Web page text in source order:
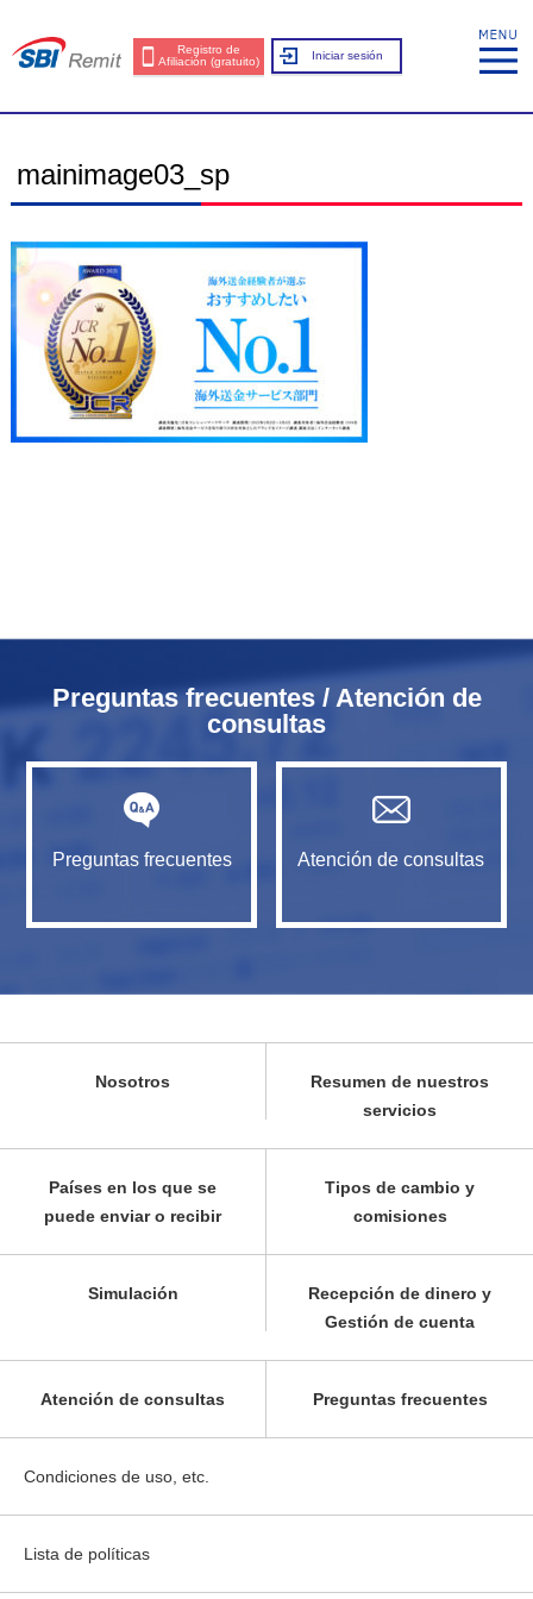
Registro de
Afiliación (gratuito)
Iniciar sesión
mainimage03_sp
Preguntas frecuentes / Atención de
consultas
Preguntas frecuentes Atención de consultas
Nosotros
Resumen de nuestros
servicios
Países en los que se
puede enviar o recibir
Tipos de cambio y
comisiones
Simulación
Recepción de dinero y
Gestión de cuenta
Atención de consultas Preguntas frecuentes
Condiciones de uso, etc.
Lista de políticas